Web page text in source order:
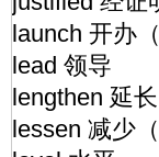
launch 开
lead 领导
lengthen 延长
lessen 减少